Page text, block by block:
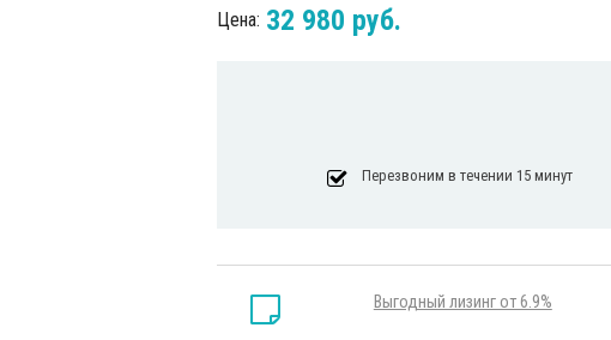
Цена: 32 980 руб.
Перезвоним в течении 15 минут
Выгодный лизинг от 6.9%